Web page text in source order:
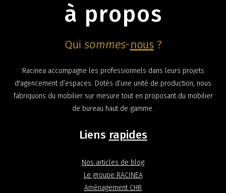
à propos
Qui sommes-nous ?
Racinea accompagne les professionnels dans leurs projets
d'agencement d’espaces. Dotés d’une unité de production, nous
fabriquons du mobilier sur mesure tout en proposant du mobilier
de bureau haut de gamme.
Liens rapides
Nos articles de blog
Le groupe RACINEA
Aménagement CHR